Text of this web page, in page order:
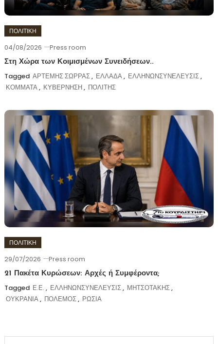
ΠΟΛΙΤΙΚΗ
04/08/2026 Press room
Στη Χώρα των Κοιμισμένων Συνειδήσεων..
Tagged ΑΡΤΕΜΗΣ ΣΩΡΡΑΣ, ΕΛΛΑΔΑ, ΕΛΛΗΝΩΝΣΥΝΕΛΕΥΣΙΣ,
ΚΟΜΜΑΤΑ, ΚΥΒΕΡΝΗΣΗ, ΠΟΛΙΤΗΣ
ΠΟΛΙΤΙΚΗ
29/07/2026 Press room
21 Πακέτα Κυρώσεων: Αρχές ή Συμφέροντα;
Tagged Ε.Ε. , ΕΛΛΗΝΩΝΣΥΝΕΛΕΥΣΙΣ, ΜΗΤΣΟΤΑΚΗΣ,
ΟΥΚΡΑΝΙΑ, ΠΟΛΕΜΟΣ, ΡΩΣΙΑ